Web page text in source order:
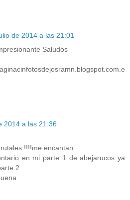
de 2014 a las 21:01
Saludos
2014 a las 21:36
!!!!me encantan
en mi parte 1 de abejarucos ya
2